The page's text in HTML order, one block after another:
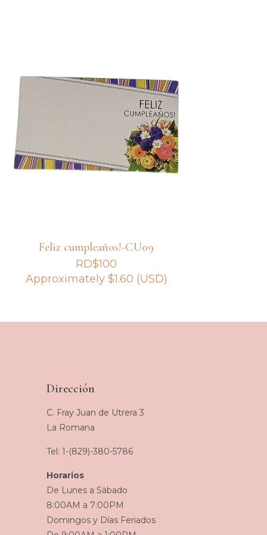
Feliz cumpleaños!-CU09
RD$100
Approximately $1.60 (USD)
Dirección
C. Fray Juan de Utrera 3
La Romana
Tel: 1-(829)-380-5786
Horarios
De Lunes a Sàbado
8:00AM a 7:00PM
Domingos y Días Feriados